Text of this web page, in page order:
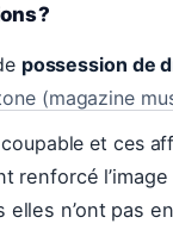
?
possession de
(magazine
et ces
l’image
n’ont pas